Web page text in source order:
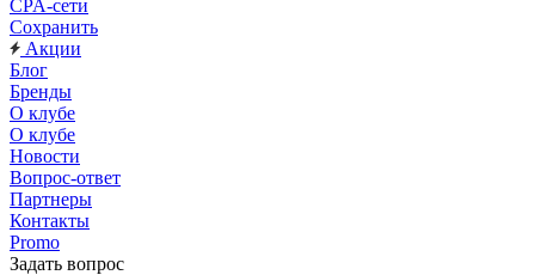
CPA-сети
Сохранить
Акции
Блог
Бренды
О клубе
О клубе
Новости
Вопрос-ответ
Партнеры
Контакты
Promo
Задать вопрос